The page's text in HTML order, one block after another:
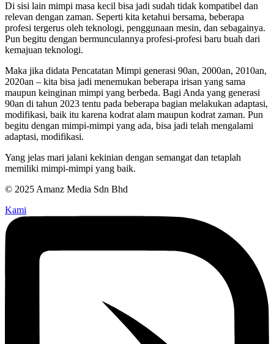
Di sisi lain mimpi masa kecil bisa jadi sudah tidak kompatibel dan
relevan dengan zaman. Seperti kita ketahui bersama, beberapa
profesi tergerus oleh teknologi, penggunaan mesin, dan sebagainya.
Pun begitu dengan bermunculannya profesi-profesi baru buah dari
kemajuan teknologi.
Maka jika didata Pencatatan Mimpi generasi 90an, 2000an, 2010an,
2020an – kita bisa jadi menemukan beberapa irisan yang sama
maupun keinginan mimpi yang berbeda. Bagi Anda yang generasi
90an di tahun 2023 tentu pada beberapa bagian melakukan adaptasi,
modifikasi, baik itu karena kodrat alam maupun kodrat zaman. Pun
begitu dengan mimpi-mimpi yang ada, bisa jadi telah mengalami
adaptasi, modifikasi.
Yang jelas mari jalani kekinian dengan semangat dan tetaplah
memiliki mimpi-mimpi yang baik.
© 2025 Amanz Media Sdn Bhd
Kami